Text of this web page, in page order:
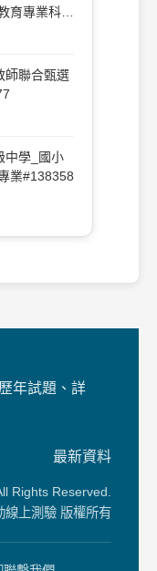
育專業科目
師聯合甄選
中學_國小
業#138358
年試題、詳
最新資料
Rights Reserved.
線上測驗 版權所有